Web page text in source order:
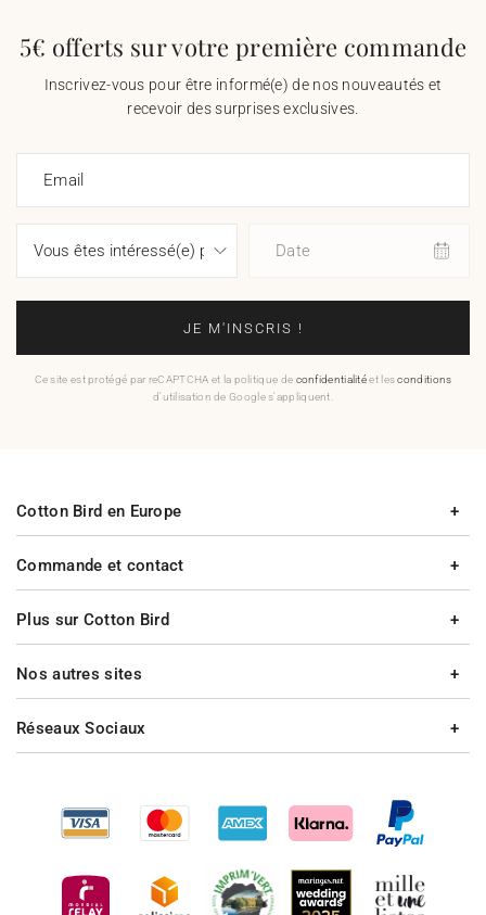
5€ offerts sur votre première commande
Inscrivez-vous pour être informé(e) de nos nouveautés et
recevoir des surprises exclusives.
Email
Date
JE M'INSCRIS !
Ce site est protégé par reCAPTCHA et la politique de confidentialitéet lesconditions
d'utilisation de Google s'appliquent.
Commande et contact
Plus sur Cotton Bird
Cotton Bird en Europe
Nos autres sites
Réseaux Sociaux